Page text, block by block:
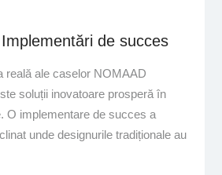
de succes
reală ale caselor NOMAAD
soluții inovatoare prosperă în
O implementare de succes a
unde designurile tradiționale au